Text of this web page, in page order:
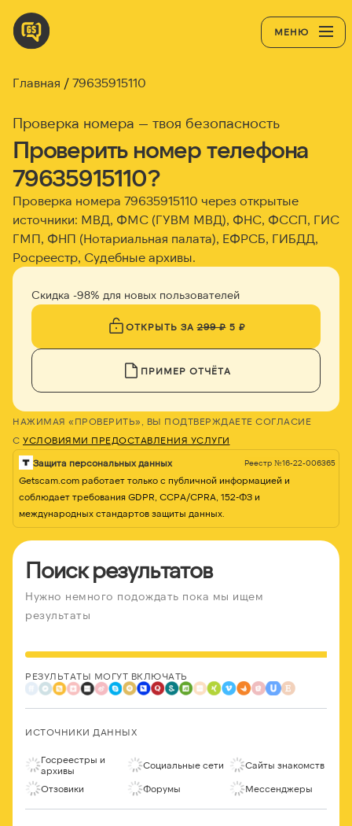
МЕНЮ
Главная 79635915110
Проверка номера — твоя безопасность
Проверить номер телефона
79635915110?
Проверка номера 79635915110 через открытые
источники: МВД, ФМС (ГУВМ МВД), ФНС, ФССП, ГИС
ГМП, ФНП (Нотариальная палата), ЕФРСБ, ГИБДД,
Росреестр, Судебные архивы.
Скидка -98% для новых пользователей
ОТКРЫТЬ ЗА299 ₽5 ₽
ПРИМЕР ОТЧЁТА
НАЖИМАЯ «ПРОВЕРИТЬ», ВЫ ПОДТВЕРЖДАЕТЕ СОГЛАСИЕ
С УСЛОВИЯМИ ПРЕДОСТАВЛЕНИЯ УСЛУГИ
Защита персональных данных Реестр №16-22-006365
Getscam.com работает только с публичной информацией и
соблюдает требования GDPR, CCPA/CPRA, 152-ФЗ и
международных стандартов защиты данных.
Поиск результатов
Нужно немного подождать пока мы ищем
результаты
РЕЗУЛЬТАТЫ МОГУТ ВКЛЮЧАТЬ
ИСТОЧНИКИ ДАННЫХ
Госреестры и
архивы
Социальные сети Сайты знакомств
Отзовики Форумы Мессенджеры